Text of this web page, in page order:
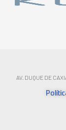
AV. DUQUE DE